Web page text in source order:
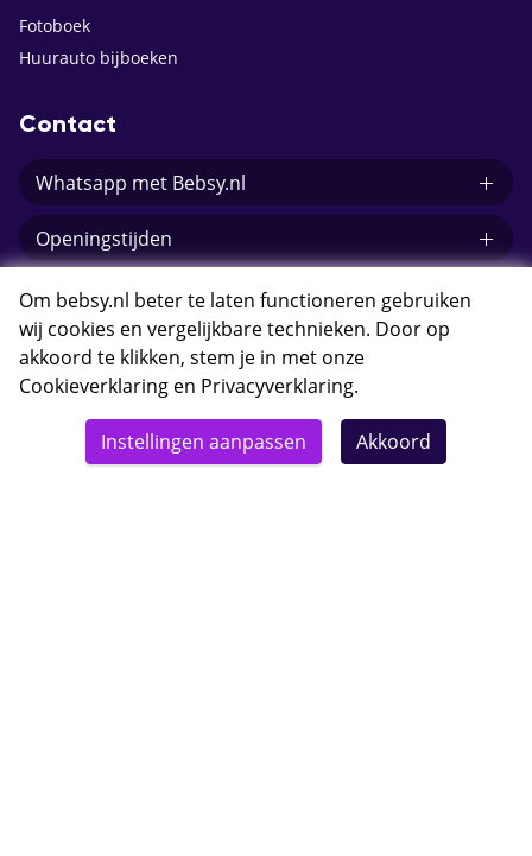
Fotoboek
Huurauto bijboeken
Contact
Whatsapp met Bebsy.nl
Openingstijden
E-mail Bebsy.nl
© 2026 Bebsy.nl
Om bebsy.nl beter te laten functioneren gebruiken
wij cookies en vergelijkbare technieken. Door op
akkoord te klikken, stem je in met onze
Cookieverklaring en Privacyverklaring.
Instellingen aanpassen Akkoord